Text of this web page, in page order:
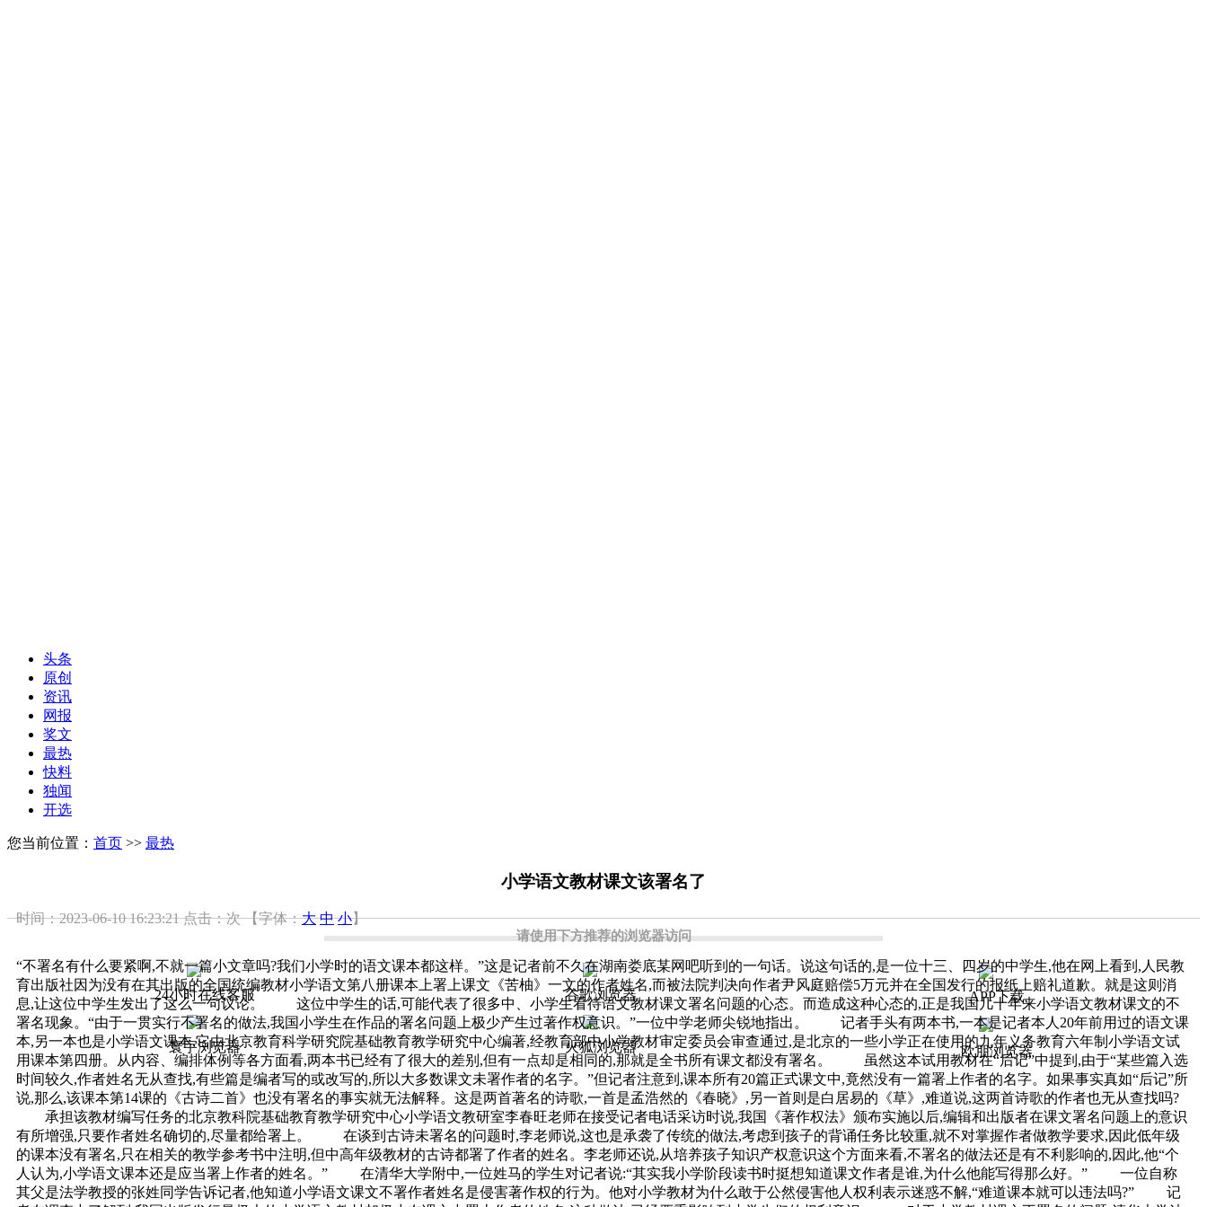
请使用下方推荐的浏览器访问
24小时在线客服 谷歌浏览器 APP下载
寰宇浏览器 火狐浏览器 欧朋浏览器
头条
原创
资讯
网报
奖文
最热
快料
独闻
开选
您当前位置： 首页 >> 最热
小学语文教材课文该署名了
时间：2023-06-10 16:23:21点击：次 【字体：大 中 小】
“不署名有什么要紧啊,不就一篇小文章吗?我们小学时的语文课本都这样。”这是记者前不久在湖南娄底某网吧听到的一句话。说这句话的,是一位十三、四岁的中学生,他在网上看到,人民教
育出版社因为没有在其出版的全国统编教材小学语文第八册课本上署上课文《苦柚》一文的作者姓名,而被法院判决向作者尹风庭赔偿5万元并在全国发行的报纸上赔礼道歉。就是这则消
息,让这位中学生发出了这么一句议论。 这位中学生的话,可能代表了很多中、小学生看待语文教材课文署名问题的心态。而造成这种心态的,正是我国几十年来小学语文教材课文的不
署名现象。“由于一贯实行不署名的做法,我国小学生在作品的署名问题上极少产生过著作权意识。”一位中学老师尖锐地指出。 记者手头有两本书,一本是记者本人20年前用过的语文课
本,另一本也是小学语文课本,它由北京教育科学研究院基础教育教学研究中心编著,经教育部中小学教材审定委员会审查通过,是北京的一些小学正在使用的九年义务教育六年制小学语文试
用课本第四册。从内容、编排体例等各方面看,两本书已经有了很大的差别,但有一点却是相同的,那就是全书所有课文都没有署名。 虽然这本试用教材在“后记”中提到,由于“某些篇入选
时间较久,作者姓名无从查找,有些篇是编者写的或改写的,所以大多数课文未署作者的名字。”但记者注意到,课本所有20篇正式课文中,竟然没有一篇署上作者的名字。如果事实真如“后记”所
说,那么,该课本第14课的《古诗二首》也没有署名的事实就无法解释。这是两首著名的诗歌,一首是孟浩然的《春晓》,另一首则是白居易的《草》,难道说,这两首诗歌的作者也无从查找吗?
承担该教材编写任务的北京教科院基础教育教学研究中心小学语文教研室李春旺老师在接受记者电话采访时说,我国《著作权法》颁布实施以后,编辑和出版者在课文署名问题上的意识
有所增强,只要作者姓名确切的,尽量都给署上。 在谈到古诗未署名的问题时,李老师说,这也是承袭了传统的做法,考虑到孩子的背诵任务比较重,就不对掌握作者做教学要求,因此低年级
的课本没有署名,只在相关的教学参考书中注明,但中高年级教材的古诗都署了作者的姓名。李老师还说,从培养孩子知识产权意识这个方面来看,不署名的做法还是有不利影响的,因此,他“个
人认为,小学语文课本还是应当署上作者的姓名。” 在清华大学附中,一位姓马的学生对记者说:“其实我小学阶段读书时挺想知道课文作者是谁,为什么他能写得那么好。” 一位自称
其父是法学教授的张姓同学告诉记者,他知道小学语文课文不署作者姓名是侵害著作权的行为。他对小学教材为什么敢于公然侵害他人权利表示迷惑不解,“难道课本就可以违法吗?” 记